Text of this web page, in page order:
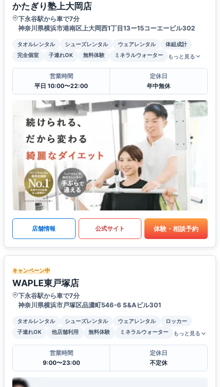
かたぎり塾上大岡店
下永谷駅から車で7分
神奈川県横浜市港南区上大岡西1丁目13ー15コーエービル302
タオルレンタル シューズレンタル ウェアレンタル
体組成計
完全個室
子連れOK 無料体験 ミネラルウォーター もっと見る
営業時間
平日 10:00〜22:00
定休日
年中無休
店舗情報 公式サイト 体験・相談予約
キャンペーン中
WAPLE東戸塚店
下永谷駅から車で7分
神奈川県横浜市戸塚区品濃町546-6 S&Aビル301
タオルレンタル シューズレンタル ウェアレンタル
ロッカー
子連れOK
他店舗利用 無料体験 ミネラルウォーター もっと見る
営業時間
9:00〜23:00
定休日
不定休